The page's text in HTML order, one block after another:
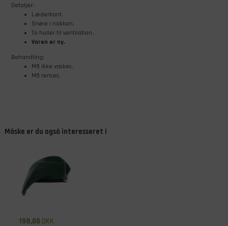
Detaljer:
Læderkant.
Snøre i nakken.
To huller til ventilation.
Varen er ny.
Behandling:
Må ikke vaskes.
Må renses.
Måske er du også interesseret i
198,00 DKK